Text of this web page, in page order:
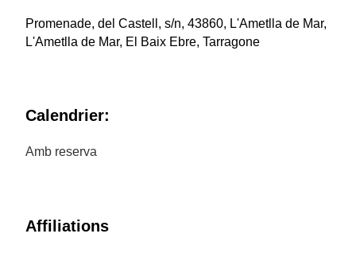
Promenade, del Castell, s/n, 43860, L'Ametlla de Mar,
L'Ametlla de Mar, El Baix Ebre, Tarragone
Calendrier:
Amb reserva
Affiliations